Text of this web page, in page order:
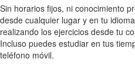
Sin horarios fijos, ni conocimiento
desde cualquier lugar y en tu
realizando los ejercicios desde tu
Incluso puedes estudiar en tus
teléfono móvil.